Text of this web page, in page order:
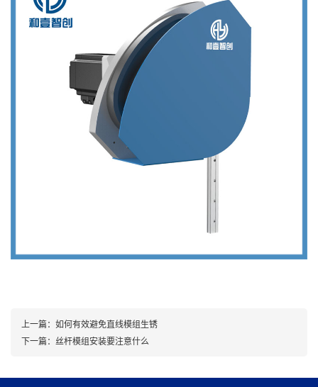
上一篇： 如何有效避免直线模组生锈
下一篇： 丝杆模组安装要注意什么